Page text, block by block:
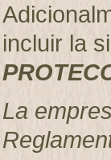
incluir la
La